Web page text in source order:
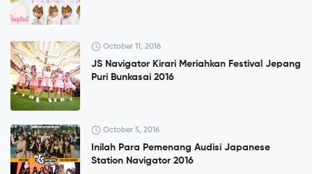
October 11, 2016
JS Navigator Kirari Meriahkan Festival Jepang
Puri Bunkasai 2016
October 5, 2016
Inilah Para Pemenang Audisi Japanese
Station Navigator 2016